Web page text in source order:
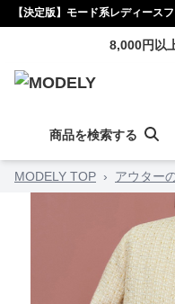
【決定版】モード系レディース
8,000円以
商品を検索する
MODELY TOP › アウター